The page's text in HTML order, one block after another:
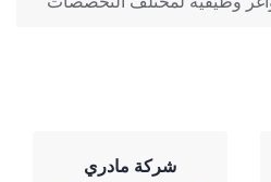
شركة مادري